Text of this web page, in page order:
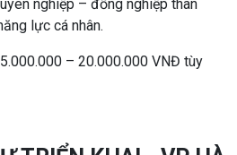
nghiệp – đồng nghiệp thân
lực cá nhân.
– 20.000.000 VNĐ tùy